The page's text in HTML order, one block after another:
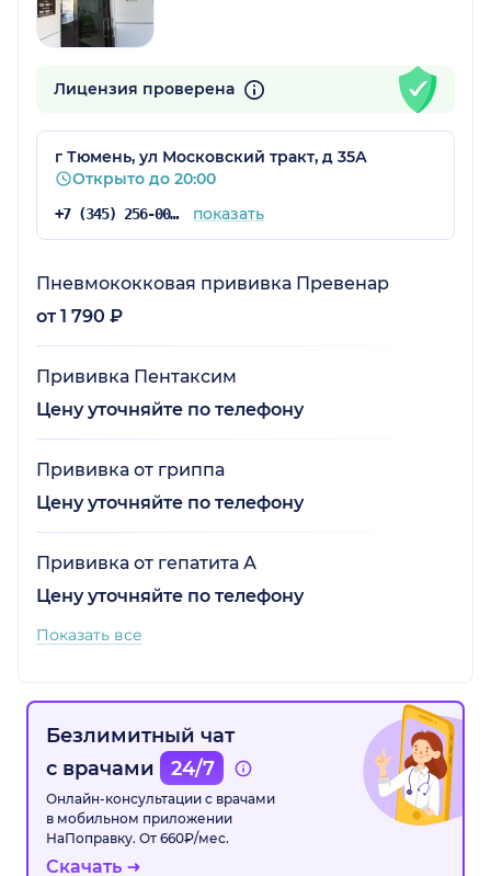
Лицензия проверена
г Тюмень, ул Московский тракт, д 35А
Открыто до 20:00
+7 (345) 256-00-05 показать
Пневмококковая прививка Превенар
от 1 790 ₽
Прививка Пентаксим
Цену уточняйте по телефону
Прививка от гриппа
Цену уточняйте по телефону
Прививка от гепатита А
Цену уточняйте по телефону
Показать все
Безлимитный чат
с врачами
24/7
Онлайн-консультации с врачами
в мобильном приложении
НаПоправку. От 660₽/мес.
Скачать